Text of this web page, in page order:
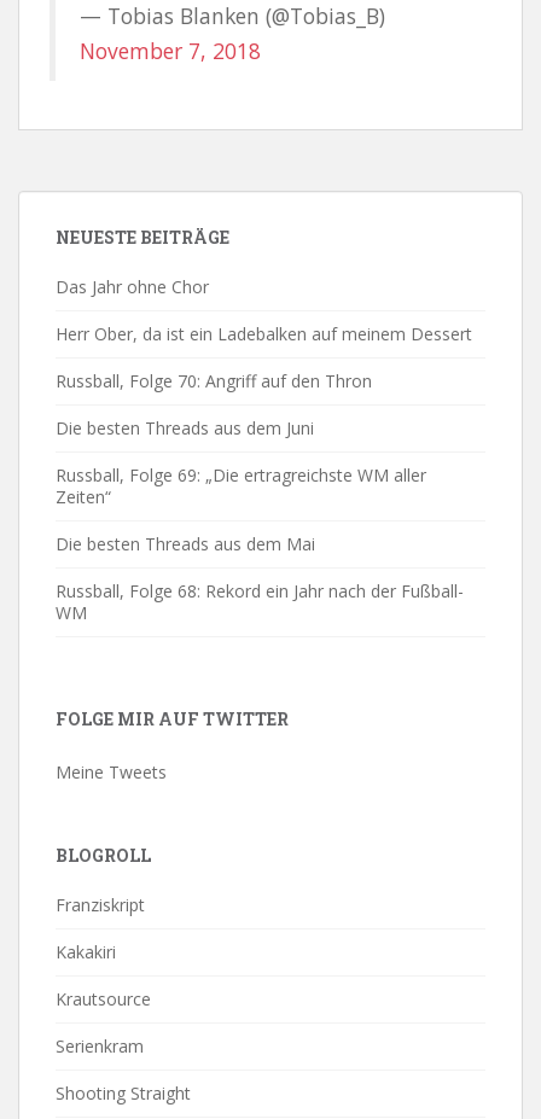
— Tobias Blanken (@Tobias_B)
November 7, 2018
NEUESTE BEITRÄGE
Das Jahr ohne Chor
Herr Ober, da ist ein Ladebalken auf meinem Dessert
Russball, Folge 70: Angriff auf den Thron
Die besten Threads aus dem Juni
Russball, Folge 69: „Die ertragreichste WM aller
Zeiten“
Die besten Threads aus dem Mai
Russball, Folge 68: Rekord ein Jahr nach der Fußball-
WM
FOLGE MIR AUF TWITTER
Meine Tweets
BLOGROLL
Franziskript
Kakakiri
Krautsource
Serienkram
Shooting Straight